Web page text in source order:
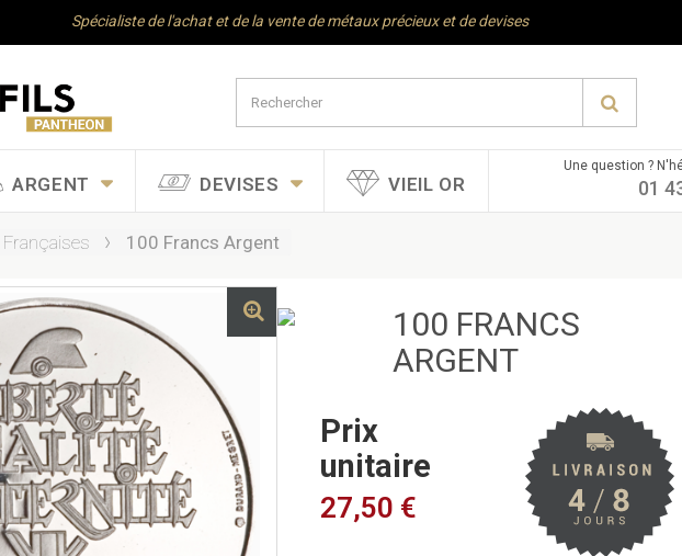
Spécialiste de l'achat et de la vente de métaux précieux et de devises
ARGENT DEVISES VIEIL OR
Une question ?
01
100 Francs Argent
100 FRANCS
ARGENT
Prix
unitaire
27,50 €